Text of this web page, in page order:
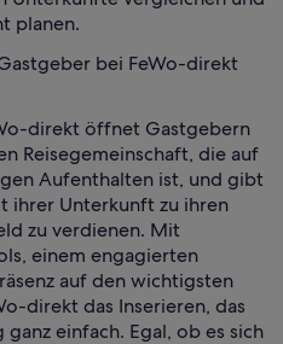
planen.
bei FeWo-direkt
direkt öffnet Gastgebern
Reisegemeinschaft, die auf
Aufenthalten ist, und gibt
ihrer Unterkunft zu ihren
zu verdienen. Mit
einem engagierten
auf den wichtigsten
direkt das Inserieren, das
einfach. Egal, ob es sich